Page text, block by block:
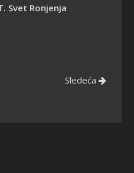
Svet Ronjenja
Sledeća